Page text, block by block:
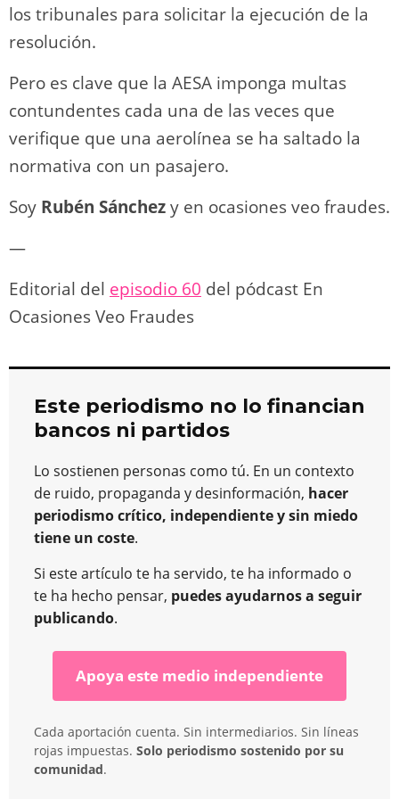
los tribunales para solicitar la ejecución de la
resolución.
Pero es clave que la AESA imponga multas
contundentes cada una de las veces que
verifique que una aerolínea se ha saltado la
normativa con un pasajero.
Soy Rubén Sánchezy en ocasiones veo fraudes.
—
Editorial del episodio 60 del pódcast En
Ocasiones Veo Fraudes
Este periodismo no lo financian
bancos ni partidos
Lo sostienen personas como tú. En un contexto
de ruido, propaganda y desinformación, hacer
periodismo crítico, independiente y sin miedo
tiene un coste.
Si este artículo te ha servido, te ha informado o
te ha hecho pensar, puedes ayudarnos a seguir
publicando.
Apoya este medio independiente
Cada aportación cuenta. Sin intermediarios. Sin líneas
rojas impuestas. Solo periodismo sostenido por su
comunidad.